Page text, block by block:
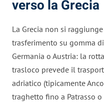
verso la Grecia
La Grecia non si
trasferimento su gomma
Germania o Austria: la
trasloco prevede il
adriatico (tipicamente
traghetto fino a Patrasso